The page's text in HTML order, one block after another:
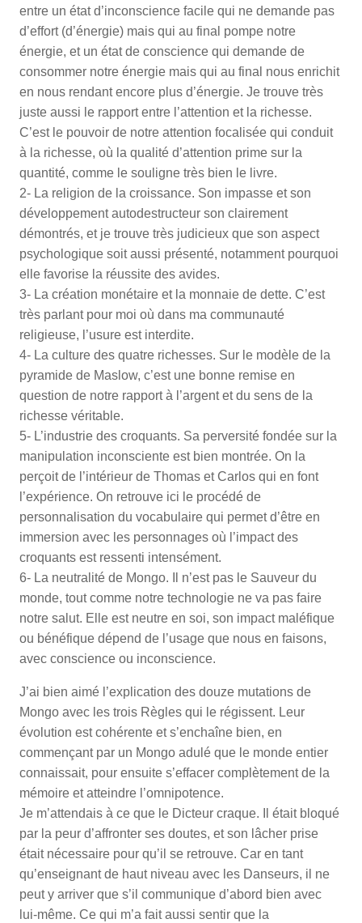
entre un état d’inconscience facile qui ne demande pas
d’effort (d’énergie) mais qui au final pompe notre
énergie, et un état de conscience qui demande de
consommer notre énergie mais qui au final nous enrichit
en nous rendant encore plus d’énergie. Je trouve très
juste aussi le rapport entre l’attention et la richesse.
C’est le pouvoir de notre attention focalisée qui conduit
à la richesse, où la qualité d’attention prime sur la
quantité, comme le souligne très bien le livre.
2- La religion de la croissance. Son impasse et son
développement autodestructeur son clairement
démontrés, et je trouve très judicieux que son aspect
psychologique soit aussi présenté, notamment pourquoi
elle favorise la réussite des avides.
3- La création monétaire et la monnaie de dette. C’est
très parlant pour moi où dans ma communauté
religieuse, l’usure est interdite.
4- La culture des quatre richesses. Sur le modèle de la
pyramide de Maslow, c’est une bonne remise en
question de notre rapport à l’argent et du sens de la
richesse véritable.
5- L’industrie des croquants. Sa perversité fondée sur la
manipulation inconsciente est bien montrée. On la
perçoit de l’intérieur de Thomas et Carlos qui en font
l’expérience. On retrouve ici le procédé de
personnalisation du vocabulaire qui permet d’être en
immersion avec les personnages où l’impact des
croquants est ressenti intensément.
6- La neutralité de Mongo. Il n’est pas le Sauveur du
monde, tout comme notre technologie ne va pas faire
notre salut. Elle est neutre en soi, son impact maléfique
ou bénéfique dépend de l’usage que nous en faisons,
avec conscience ou inconscience.
J’ai bien aimé l’explication des douze mutations de
Mongo avec les trois Règles qui le régissent. Leur
évolution est cohérente et s’enchaîne bien, en
commençant par un Mongo adulé que le monde entier
connaissait, pour ensuite s’effacer complètement de la
mémoire et atteindre l’omnipotence.
Je m’attendais à ce que le Dicteur craque. Il était bloqué
par la peur d’affronter ses doutes, et son lâcher prise
était nécessaire pour qu’il se retrouve. Car en tant
qu’enseignant de haut niveau avec les Danseurs, il ne
peut y arriver que s’il communique d’abord bien avec
lui-même. Ce qui m’a fait aussi sentir que la